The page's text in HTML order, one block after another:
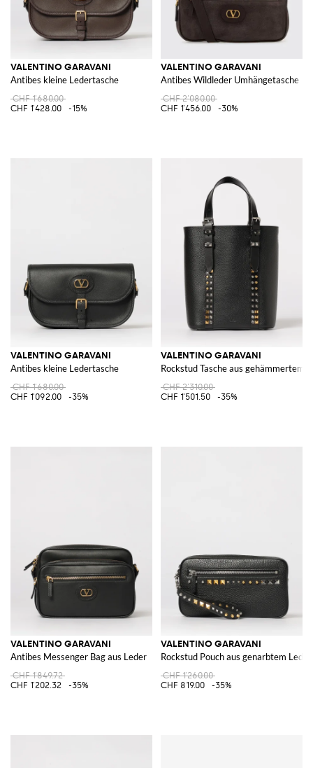
VALENTINO GARAVANI
Antibes kleine Ledertasche
CHF 1'680.00
CHF 1'428.00
-15%
VALENTINO GARAVANI
Antibes Wildleder Umhängetasche
CHF 2'080.00
CHF 1'456.00
-30%
VALENTINO GARAVANI
Antibes kleine Ledertasche
CHF 1'680.00
CHF 1'092.00
-35%
VALENTINO GARAVANI
Rockstud Tasche aus gehämmertem
CHF 2'310.00
CHF 1'501.50
-35%
VALENTINO GARAVANI
Antibes Messenger Bag aus Leder
CHF 1'849.72
CHF 1'202.32
-35%
VALENTINO GARAVANI
Rockstud Pouch aus genarbtem
CHF 1'260.00
CHF 819.00
-35%